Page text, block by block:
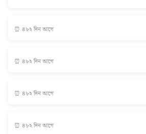
⏰ ৪৮২ দিন আগে
⏰ ৪৮২ দিন আগে
⏰ ৪৮২ দিন আগে
⏰ ৪৮২ দিন আগে